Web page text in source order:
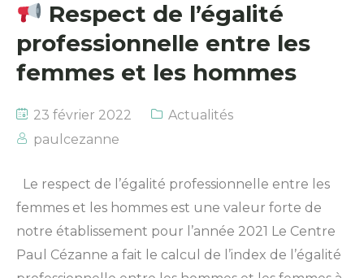
Respect de l’égalité
professionnelle entre les
femmes et les hommes
23 février 2022
Actualités
paulcezanne
Le respect de l’égalité professionnelle entre les
femmes et les hommes est une valeur forte de
notre établissement pour l’année 2021 Le Centre
Paul Cézanne a fait le calcul de l’index de l’égalité